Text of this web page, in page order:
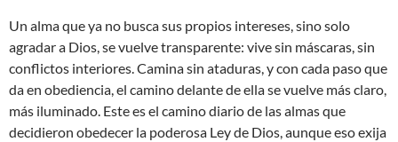
Un alma que ya no busca sus propios intereses, sino solo
agradar a Dios, se vuelve transparente: vive sin máscaras, sin
conflictos interiores. Camina sin ataduras, y con cada paso que
da en obediencia, el camino delante de ella se vuelve más claro,
más iluminado. Este es el camino diario de las almas que
decidieron obedecer la poderosa Ley de Dios, aunque eso exija